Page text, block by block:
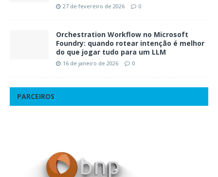
27 de fevereiro de 2026 0
Orchestration Workflow no Microsoft
Foundry: quando rotear intenção é melhor
do que jogar tudo para um LLM
16 de janeiro de 2026 0
PARCEIROS